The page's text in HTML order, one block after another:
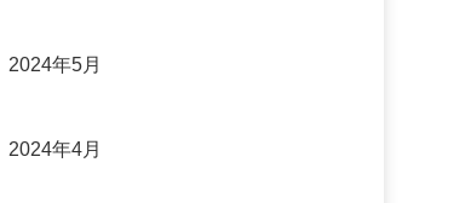
2024年5月
2024年4月